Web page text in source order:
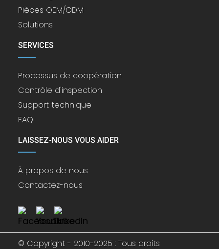
Pièces OEM/ODM
Solutions
SERVICES
Processus de coopération
Contrôle d'inspection
Support technique
FAQ
LAISSEZ-NOUS VOUS AIDER
À propos de nous
Contactez-nous
© Copyright - 2010-2025 : Tous droits